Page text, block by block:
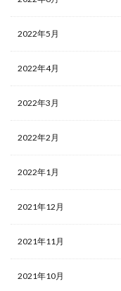
2022年5月
2022年4月
2022年3月
2022年2月
2022年1月
2021年12月
2021年11月
2021年10月